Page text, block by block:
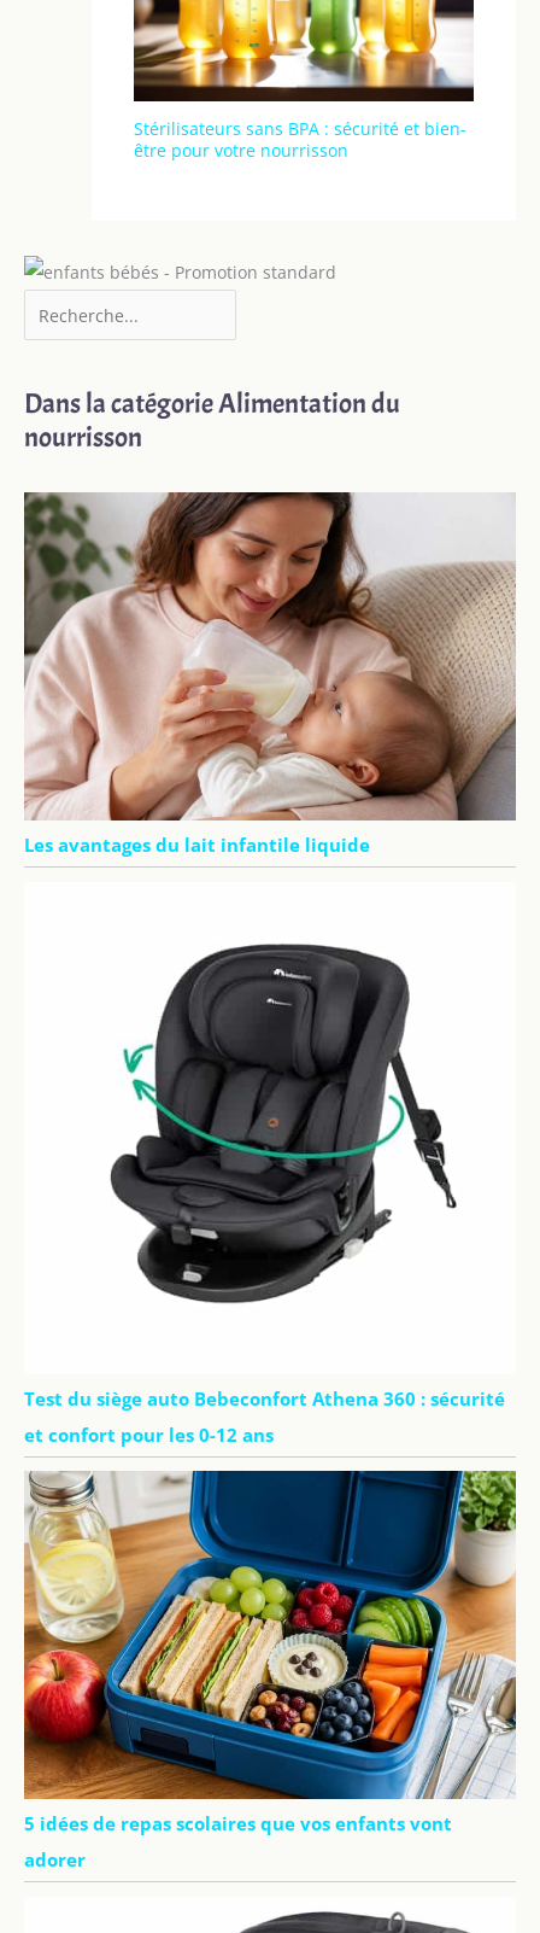
Stérilisateurs sans BPA : sécurité et bien-
être pour votre nourrisson
Dans la catégorie Alimentation du
nourrisson
Les avantages du lait infantile liquide
Test du siège auto Bebeconfort Athena 360 : sécurité
et confort pour les 0-12 ans
5 idées de repas scolaires que vos enfants vont
adorer